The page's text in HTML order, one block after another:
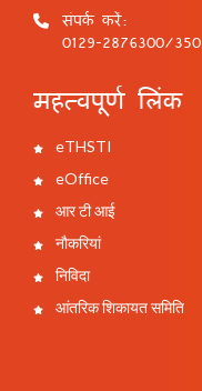
संपर्क करें:
0129-2876300/350
महत्वपूर्ण लिंक
eTHSTI
eOffice
आर टी आई
नौकरियां
निविदा
आंतरिक शिकायत समिति